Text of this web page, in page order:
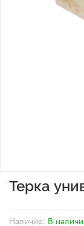
Наличие: В
Терка